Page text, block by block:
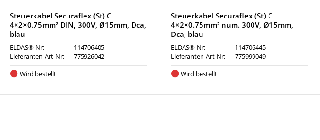
Steuerkabel Securaflex (St) C
4×2×0.75mm² DIN, 300V, Ø15mm, Dca,
blau
ELDAS®-Nr:
114706405
Lieferanten-Art-Nr:
775926042
Wird bestellt
Steuerkabel Securaflex (St) C
4×2×0.75mm² num. 300V, Ø15mm,
Dca, blau
ELDAS®-Nr:
114706445
Lieferanten-Art-Nr:
775999049
Wird bestellt